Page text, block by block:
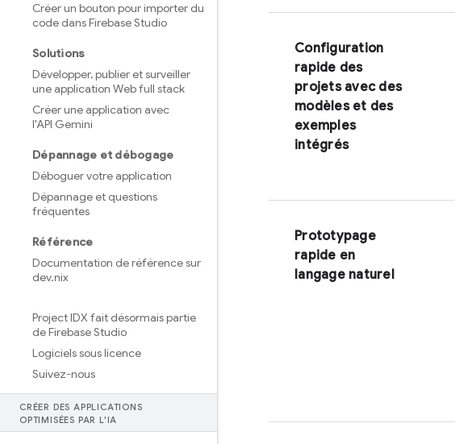
Créer un bouton pour importer du
code dans Firebase Studio
Solutions
Développer,publier et surveiller
une application Web full stack
Créer une application avec
l'API Gemini
Dépannage et débogage
Déboguer votre application
Dépannage et questions
fréquentes
Référence
Documentation de référence sur
dev.nix
Project IDX fait désormais partie
de Firebase Studio
Logiciels sous licence
Suivez-nous
CRÉER DES APPLICATIONS
OPTIMISÉES PAR L'IA
Configuration
rapide des
projets avec des
modèles et des
exemples
intégrés
Prototypage
rapide en
langage naturel